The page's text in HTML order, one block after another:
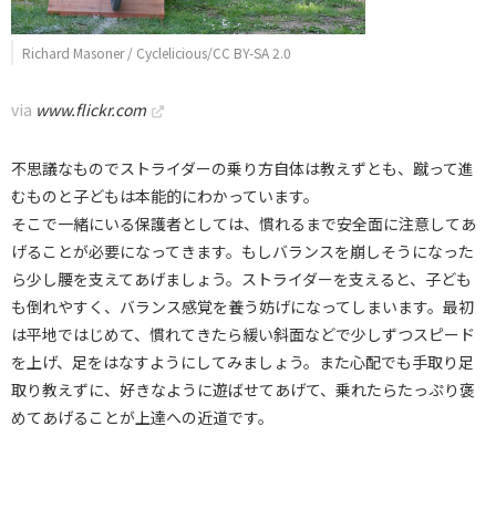
Richard Masoner / Cyclelicious/CC BY-SA 2.0
via www.flickr.com
不思議なものでストライダーの乗り方自体は教えずとも、蹴って進
むものと子どもは本能的にわかっています。
そこで一緒にいる保護者としては、慣れるまで安全面に注意してあ
げることが必要になってきます。もしバランスを崩しそうになった
ら少し腰を支えてあげましょう。ストライダーを支えると、子ども
も倒れやすく、バランス感覚を養う妨げになってしまいます。最初
は平地ではじめて、慣れてきたら緩い斜面などで少しずつスピード
を上げ、足をはなすようにしてみましょう。また心配でも手取り足
取り教えずに、好きなように遊ばせてあげて、乗れたらたっぷり褒
めてあげることが上達への近道です。